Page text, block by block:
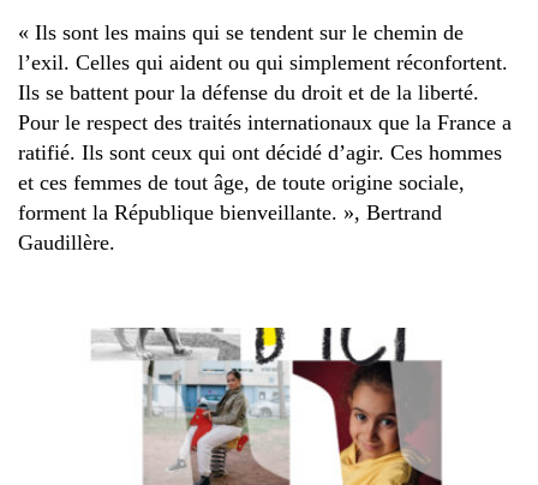
« Ils sont les mains qui se tendent sur le chemin de
l’exil. Celles qui aident ou qui simplement réconfortent.
Ils se battent pour la défense du droit et de la liberté.
Pour le respect des traités internationaux que la France a
ratifié. Ils sont ceux qui ont décidé d’agir. Ces hommes
et ces femmes de tout âge, de toute origine sociale,
forment la République bienveillante. », Bertrand
Gaudillère.